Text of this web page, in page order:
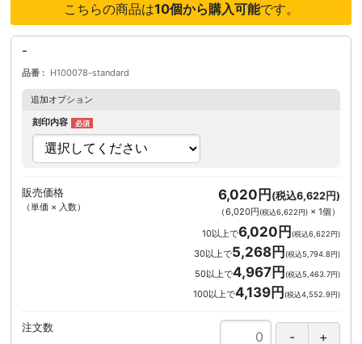
こちらの商品は10個から購入可能です。
-
品番 H100078-standard
追加オプション
刻印内容
販売価格
（単価 × 入数）
6,020円(税込6,622円)
（6,020円(税込6,622円)× 1個 ）
10以上で6,020円 (税込6,622円)
30以上で5,268円 (税込5,794.8円)
50以上で4,967円 (税込5,463.7円)
100以上で4,139円 (税込4,552.9円)
注文数